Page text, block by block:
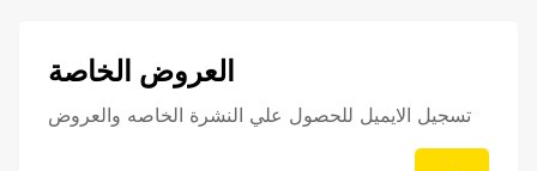
العروض الخاصة
تسجيل الايميل للحصول علي النشرة الخاصه والعروض